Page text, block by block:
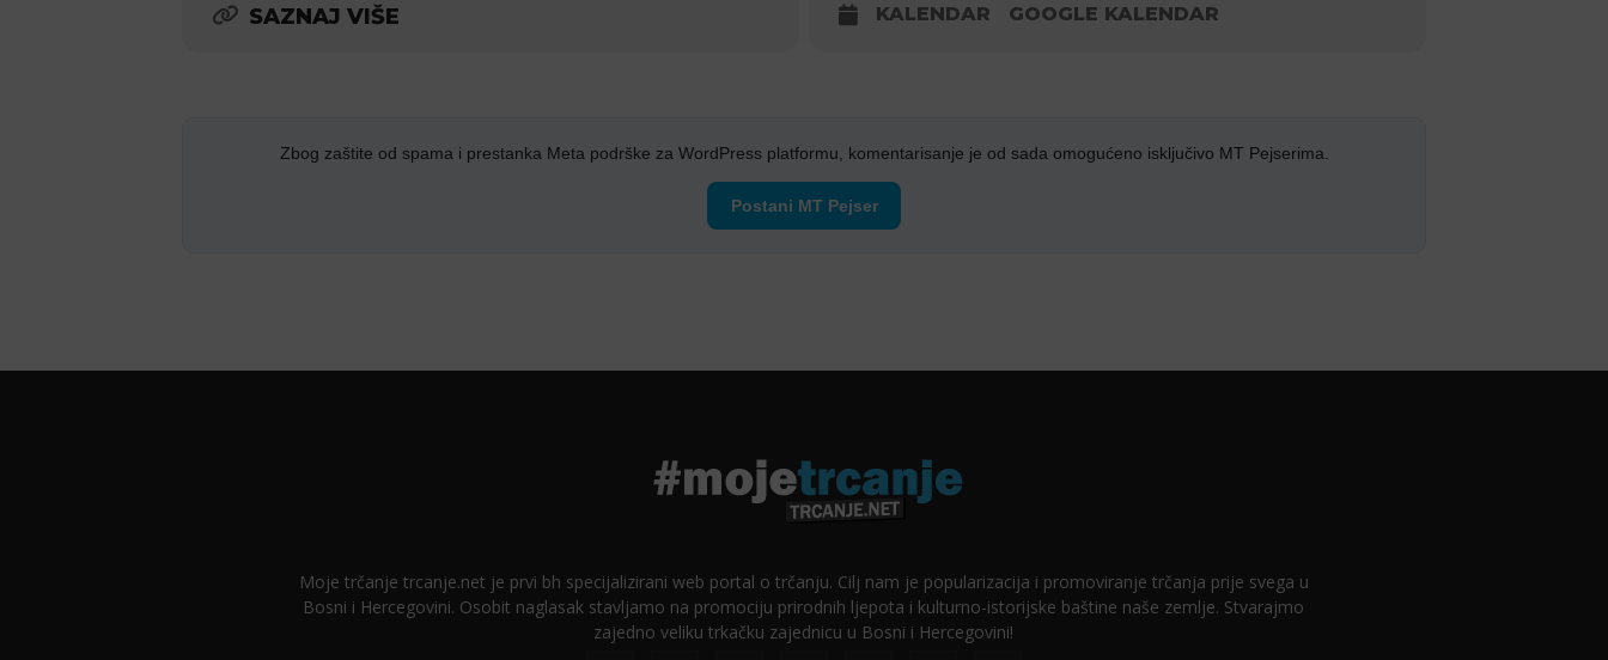
SAZNAJ VIŠE KALENDAR GOOGLE KALENDAR
Zbog zaštite od spama i prestanka Meta podrške za WordPress platformu, komentarisanje je od sada omogućeno isključivo MT Pejserima.
Postani MT Pejser
Moje trčanje trcanje.net je prvi bh specijalizirani web portal o trčanju. Cilj nam je popularizacija i promoviranje trčanja prije svega u
Bosni i Hercegovini. Osobit naglasak stavljamo na promociju prirodnih ljepota i kulturno-istorijske baštine naše zemlje. Stvarajmo
zajedno veliku trkačku zajednicu u Bosni i Hercegovini!